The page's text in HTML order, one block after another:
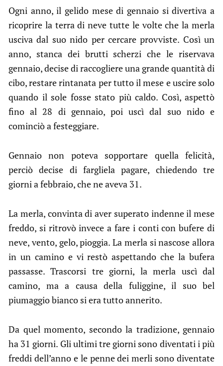
Ogni anno, il gelido mese di gennaio si divertiva a
ricoprire la terra di neve tutte le volte che la merla
usciva dal suo nido per cercare provviste. Così un
anno, stanca dei brutti scherzi che le riservava
gennaio, decise di raccogliere una grande quantità di
cibo, restare rintanata per tutto il mese e uscire solo
quando il sole fosse stato più caldo. Così, aspettò
fino al 28 di gennaio, poi uscì dal suo nido e
cominciò a festeggiare.
Gennaio non poteva sopportare quella felicità,
perciò decise di fargliela pagare, chiedendo tre
giorni a febbraio, che ne aveva 31.
La merla, convinta di aver superato indenne il mese
freddo, si ritrovò invece a fare i conti con bufere di
neve, vento, gelo, pioggia. La merla si nascose allora
in un camino e vi restò aspettando che la bufera
passasse. Trascorsi tre giorni, la merla uscì dal
camino, ma a causa della fuliggine, il suo bel
piumaggio bianco si era tutto annerito.
Da quel momento, secondo la tradizione, gennaio
ha 31 giorni. Gli ultimi tre giorni sono diventati i più
freddi dell’anno e le penne dei merli sono diventate